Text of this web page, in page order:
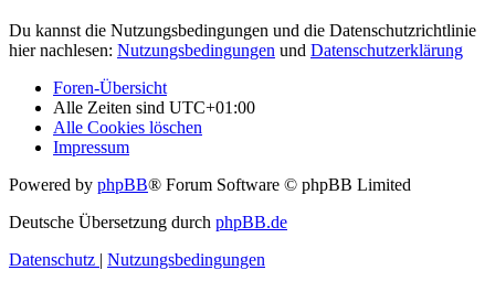
Du kannst die Nutzungsbedingungen und die Datenschutzrichtlinie
hier nachlesen: Nutzungsbedingungen und Datenschutzerklärung
Foren-Übersicht
Alle Zeiten sind UTC+01:00
Alle Cookies löschen
Impressum
Powered by phpBB® Forum Software © phpBB Limited
Deutsche Übersetzung durch phpBB.de
Datenschutz | Nutzungsbedingungen